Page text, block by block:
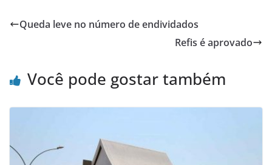
Queda leve no número de endividados
Refis é aprovado
Você pode gostar também